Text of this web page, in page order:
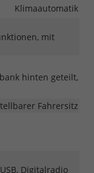
Klimaautomatik
mit
hinten geteilt,
Fahrersitz
Digitalradio